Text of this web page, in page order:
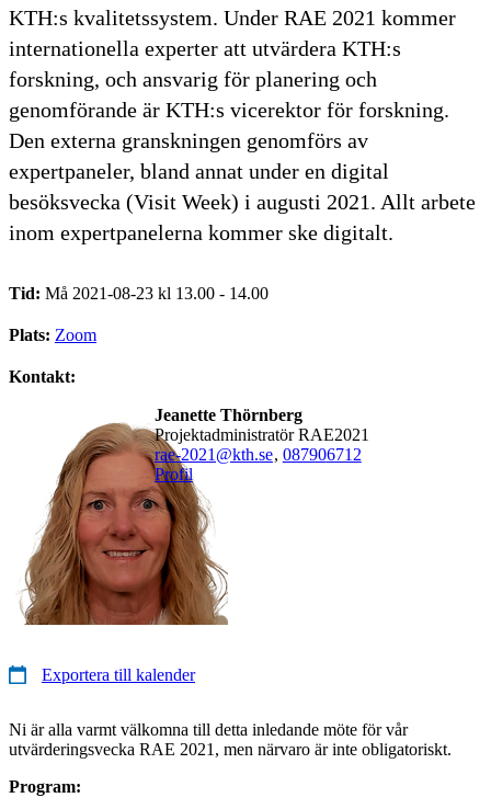
KTH:s kvalitetssystem. Under RAE 2021 kommer
internationella experter att utvärdera KTH:s
forskning, och ansvarig för planering och
genomförande är KTH:s vicerektor för forskning.
Den externa granskningen genomförs av
expertpaneler, bland annat under en digital
besöksvecka (Visit Week) i augusti 2021. Allt arbete
inom expertpanelerna kommer ske digitalt.
Tid: Må 2021-08-23 kl 13.00 - 14.00
Plats: Zoom
Kontakt:
Jeanette Thörnberg
Projektadministratör RAE2021
rae-2021@kth.se, 087906712
Profil
Exportera till kalender
Ni är alla varmt välkomna till detta inledande möte för vår
utvärderingsvecka RAE 2021, men närvaro är inte obligatoriskt.
Program: